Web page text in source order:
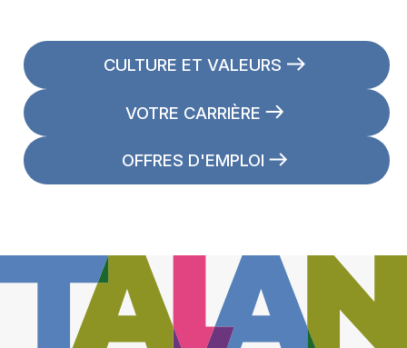
CULTURE ET VALEURS
VOTRE CARRIÈRE
OFFRES D'EMPLOI